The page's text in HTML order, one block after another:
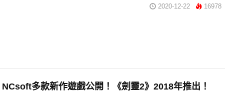
2020-12-22 16978
NCsoft多款新作遊戲公開！《劍靈2》2018年推出！